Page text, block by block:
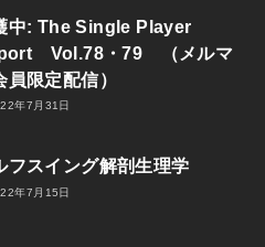
中: The Single Player
Vol.78・79 （メルマ
員限定配信）
年7月31日
フスイング解剖生理学
年7月15日